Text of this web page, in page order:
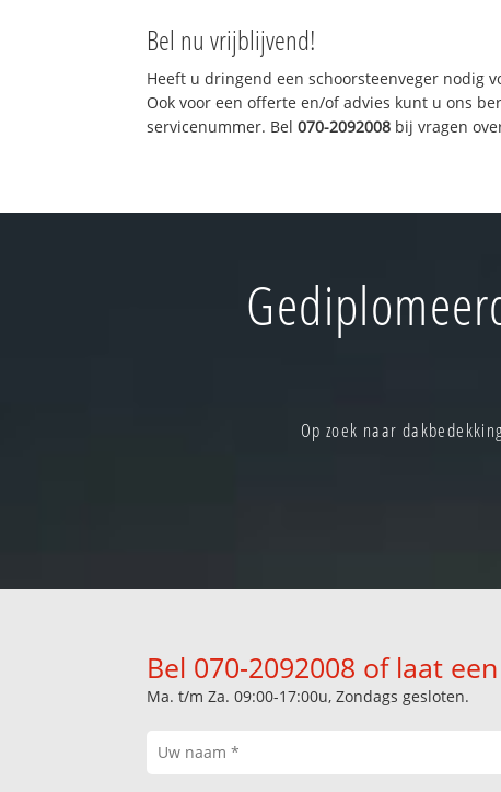
Bel nu vrijblijvend!
Heeft u dringend een schoorsteenveger nodig
Ook voor een offerte en/of advies kunt u ons
servicenummer. Bel070-2092008 bij vragen
Op zoek naar
Bel 070-2092008 of laat
Ma. t/m Za. 09:00-17:00u, Zondags gesloten.